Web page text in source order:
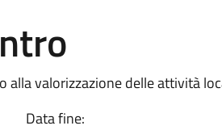
alla valorizzazione delle attività
Data fine: